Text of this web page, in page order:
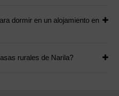
dormir en un alojamiento en
rurales de Narila?